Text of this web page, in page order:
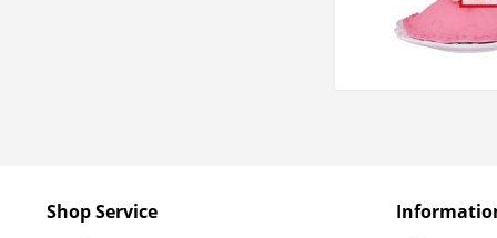
Shop Service